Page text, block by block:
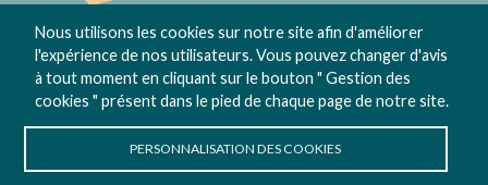
Contact Gestion des cookies
Nous utilisons les cookies sur notre site afin d'améliorer
l'expérience de nos utilisateurs. Vous pouvez changer d'avis
à tout moment en cliquant sur le bouton " Gestion des
cookies " présent dans le pied de chaque page de notre site.
PERSONNALISATION DES COOKIES